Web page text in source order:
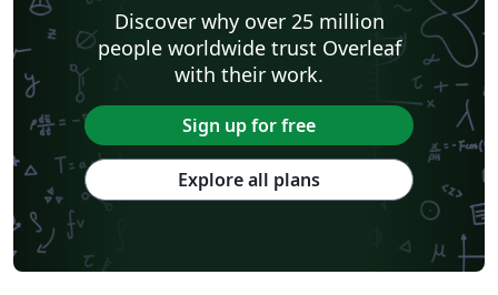
Discover why over 25 million
people worldwide trust Overleaf
with their work.
Sign up for free
Explore all plans